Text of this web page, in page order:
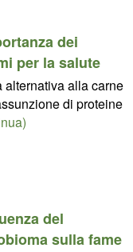
dei
per la salute
alternativa alla carne
di proteine
del
sulla fame